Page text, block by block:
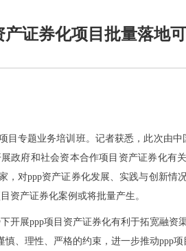
证券化项目批量落地
目专题业务培训班。记者获悉，此次由中
政府和社会资本合作项目资产证券化有
对ppp资产证券化发展、实践与创新情
资产证券化案例或将批量产生。
开展ppp项目资产证券化有利于拓宽融资
、理性、严格的约束，进一步推动ppp项